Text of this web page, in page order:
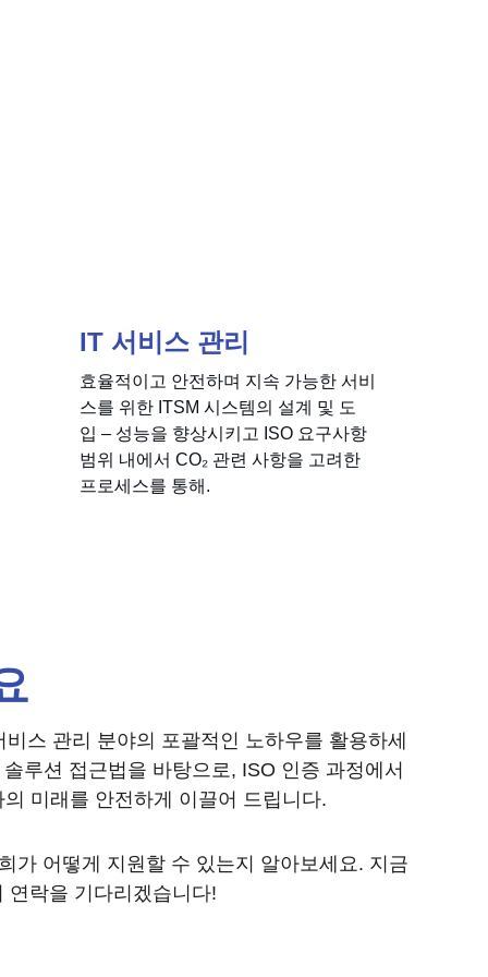
IT 서비스 관리
효율적이고 안전하며 지속 가능한 서비
스를 위한 ITSM 시스템의 설계 및 도
입 – 성능을 향상시키고 ISO 요구사항
범위 내에서 CO₂ 관련 사항을 고려한
프로세스를 통해.
스 관리 분야의 포괄적인 노하우를 활용하세
루션 접근법을 바탕으로, ISO 인증 과정에서
미래를 안전하게 이끌어 드립니다.
가 어떻게 지원할 수 있는지 알아보세요. 지금
연락을 기다리겠습니다!